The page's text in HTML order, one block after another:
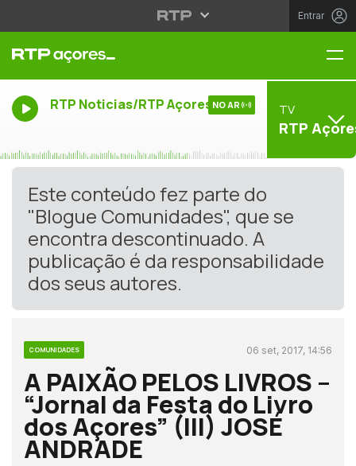
Entrar
RTP Noticias/RTP Açores NO AR TV
RTP
Este conteúdo fez parte do
"Blogue Comunidades", que se
encontra descontinuado. A
publicação é da responsabilidade
dos seus autores.
COMUNIDADES 06 set, 2017, 14:56
A PAIXÃO PELOS LIVROS –
“Jornal da Festa do Livro
dos Açores” (III) JOSÉ
ANDRADE